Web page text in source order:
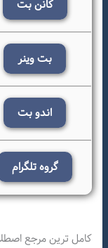
کانن بت
بت وینر
اندو بت
گروه تلگرام
کامل ترین مرجع